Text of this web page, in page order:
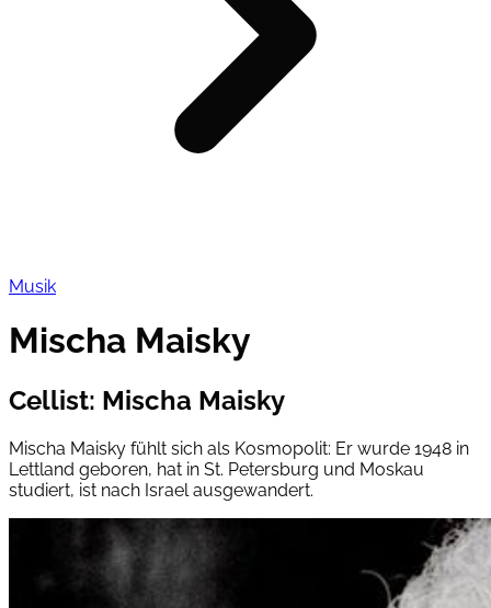
Musik
Mischa Maisky
Cellist: Mischa Maisky
Mischa Maisky fühlt sich als Kosmopolit: Er wurde 1948 in
Lettland geboren, hat in St. Petersburg und Moskau
studiert, ist nach Israel ausgewandert.